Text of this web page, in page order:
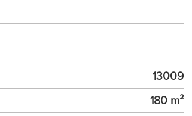
13009
180 m²